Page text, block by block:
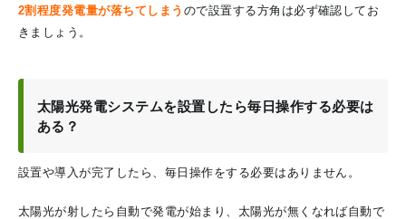
2割程度発電量が落ちてしまう ので設置する方角は必ず確認してお
きましょう。
太陽光発電システムを設置したら毎日操作する必要は
ある？
設置や導入が完了したら、毎日操作をする必要はありません。
太陽光が射したら自動で発電が始まり、太陽光が無くなれば自動で